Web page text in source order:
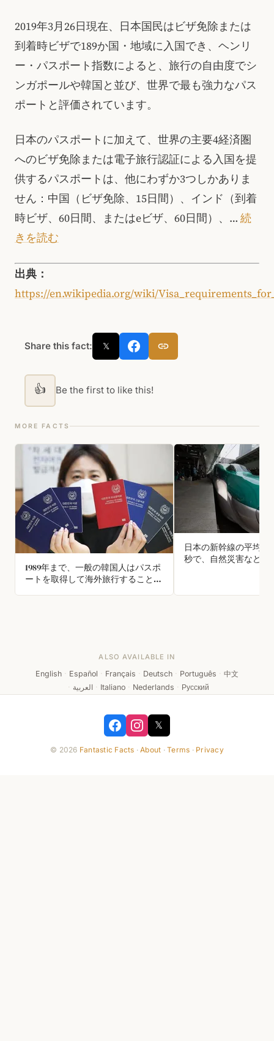
2019年3月26日現在、日本国民はビザ免除または
到着時ビザで189か国・地域に入国でき、ヘンリ
ー・パスポート指数によると、旅行の自由度でシ
ンガポールや韓国と並び、世界で最も強力なパス
ポートと評価されています。
日本のパスポートに加えて、世界の主要4経済圏
へのビザ免除または電子旅行認証による入国を提
供するパスポートは、他にわずか3つしかありま
せん：中国（ビザ免除、15日間）、インド（到着
時ビザ、60日間、またはeビザ、60日間）、… 続
きを読む
出典：
https://en.wikipedia.org/wiki/
Share this fact: 𝕏
👍 Be the first to like this!
MORE FACTS
1989年まで、一般の韓国人はパスポ
ートを取得して海外旅行することが
日本の新幹線の平均遅
秒で、自然災害などの
を上司に見せられる証
ALSO AVAILABLE IN
English · Español · Français · Deutsch · Português · 中文
· العربية · Italiano · Nederlands · Русский
𝕏
© 2026 Fantastic Facts ·About ·Terms · Privacy